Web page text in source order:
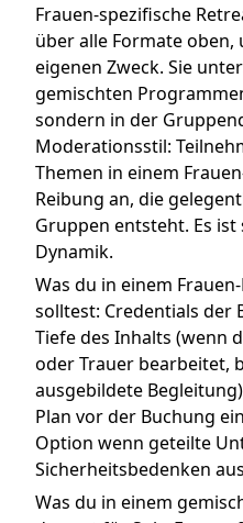
Frauen-spezifische
über alle Formate oben,
eigenen Zweck. Sie
gemischten
sondern in der
Moderationsstil:
Themen in einem
Reibung an, die
Gruppen entsteht. Es
Dynamik.
Was du in einem
solltest: Credentials der
Tiefe des Inhalts (wenn
oder Trauer bearbeitet,
ausgebildete
Plan vor der Buchung
Option wenn geteilte
Sicherheitsbedenken
Was du in einem